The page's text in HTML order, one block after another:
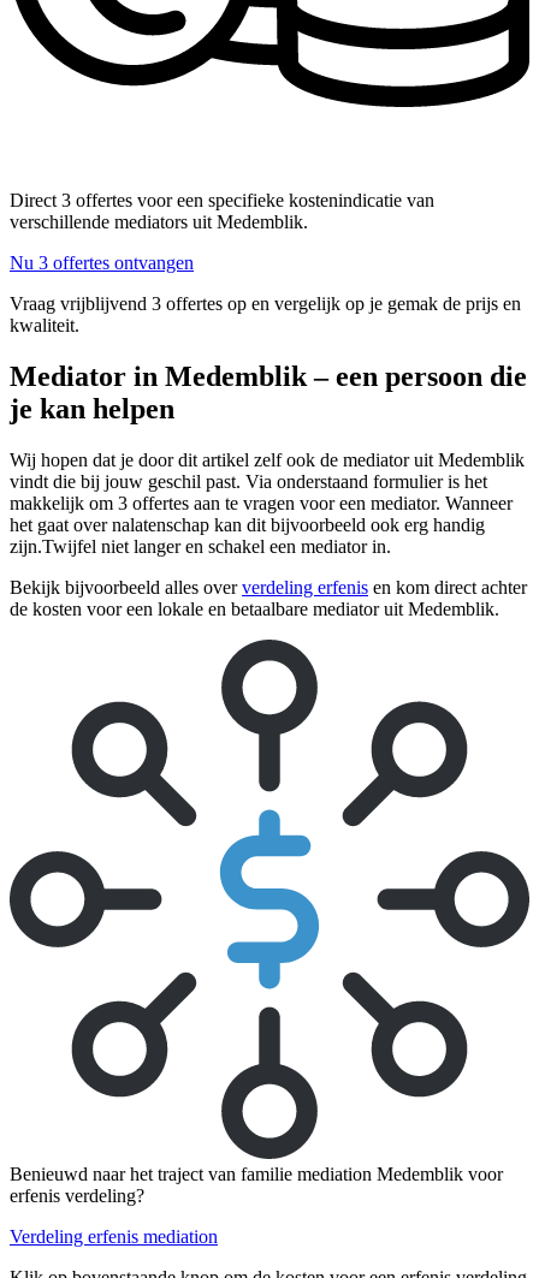
Direct 3 offertes voor een specifieke kostenindicatie van
verschillende mediators uit Medemblik.
Nu 3 offertes ontvangen
Vraag vrijblijvend 3 offertes op en vergelijk op je gemak de prijs en
kwaliteit.
Mediator in Medemblik – een persoon die
je kan helpen
Wij hopen dat je door dit artikel zelf ook de mediator uit Medemblik
vindt die bij jouw geschil past. Via onderstaand formulier is het
makkelijk om 3 offertes aan te vragen voor een mediator. Wanneer
het gaat over nalatenschap kan dit bijvoorbeeld ook erg handig
zijn.Twijfel niet langer en schakel een mediator in.
Bekijk bijvoorbeeld alles oververdeling erfenis en kom direct achter
de kosten voor een lokale en betaalbare mediator uit Medemblik.
Benieuwd naar het traject van familie mediation Medemblik voor
erfenis verdeling?
Verdeling erfenis mediation